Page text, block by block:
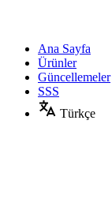
Ana Sayfa
Ürünler
Güncellemeler
SSS
Türkçe